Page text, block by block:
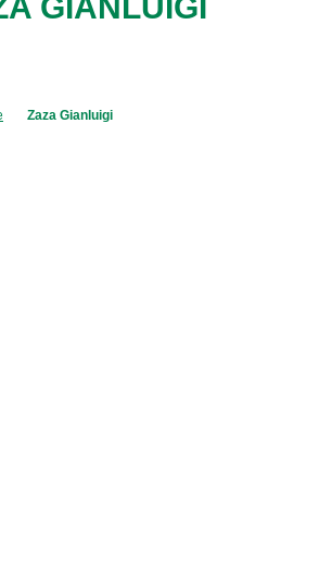
Zaza Gianluigi